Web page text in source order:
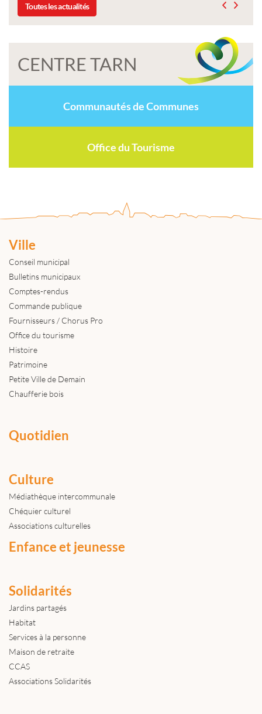
Toutes les actualités
CENTRE TARN
Communautés de Communes
Office du Tourisme
Ville
Conseil municipal
Bulletins municipaux
Comptes-rendus
Commande publique
Fournisseurs / Chorus Pro
Office du tourisme
Histoire
Patrimoine
Petite Ville de Demain
Chaufferie bois
Quotidien
Culture
Médiathèque intercommunale
Chéquier culturel
Associations culturelles
Enfance et jeunesse
Solidarités
Jardins partagés
Habitat
Services à la personne
Maison de retraite
CCAS
Associations Solidarités